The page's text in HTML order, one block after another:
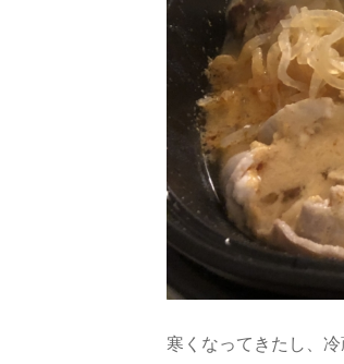
寒くなってきたし、